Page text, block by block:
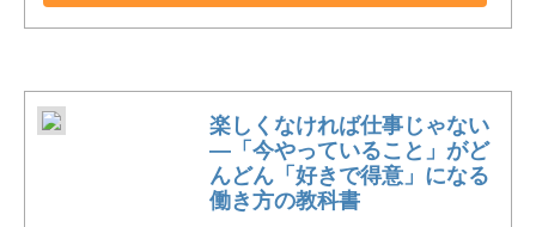
楽しくなければ仕事じゃない
―「今やっていること」がど
んどん「好きで得意」になる
働き方の教科書